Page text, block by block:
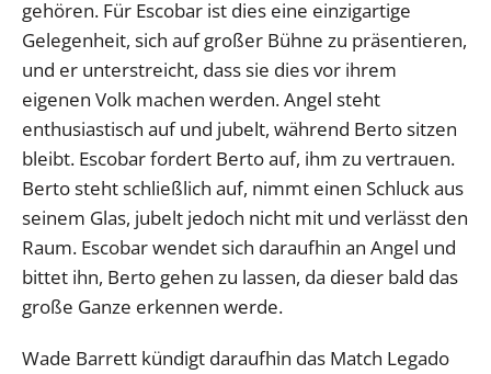
gehören. Für Escobar ist dies eine einzigartige
Gelegenheit, sich auf großer Bühne zu präsentieren,
und er unterstreicht, dass sie dies vor ihrem
eigenen Volk machen werden. Angel steht
enthusiastisch auf und jubelt, während Berto sitzen
bleibt. Escobar fordert Berto auf, ihm zu vertrauen.
Berto steht schließlich auf, nimmt einen Schluck aus
seinem Glas, jubelt jedoch nicht mit und verlässt den
Raum. Escobar wendet sich daraufhin an Angel und
bittet ihn, Berto gehen zu lassen, da dieser bald das
große Ganze erkennen werde.
Wade Barrett kündigt daraufhin das Match Legado